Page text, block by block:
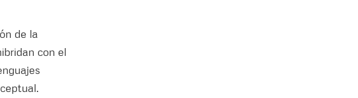
de la
con el